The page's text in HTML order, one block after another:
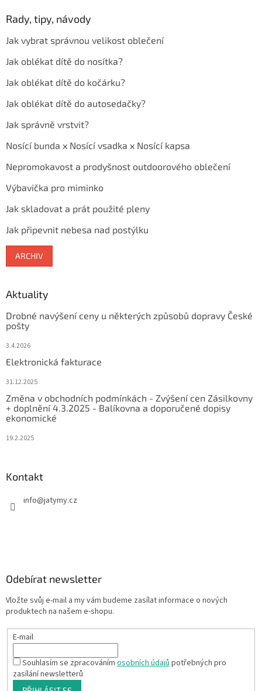
Rady, tipy, návody
Jak vybrat správnou velikost oblečení
Jak oblékat dítě do nosítka?
Jak oblékat dítě do kočárku?
Jak oblékat dítě do autosedačky?
Jak správně vrstvit?
Nosící bunda x Nosící vsadka x Nosící kapsa
Nepromokavost a prodyšnost outdoorového oblečení
Výbavička pro miminko
Jak skladovat a prát použité pleny
Jak připevnit nebesa nad postýlku
ARCHIV
Aktuality
Drobné navýšení ceny u některých způsobů dopravy České
pošty
3.4.2026
Elektronická fakturace
31.12.2025
Změna v obchodních podmínkách - Zvýšení cen Zásilkovny
+ doplnění 4.3.2025 - Balíkovna a doporučené dopisy
ekonomické
19.2.2025
Kontakt
info@jatymy.cz
Odebírat newsletter
Vložte svůj e-mail a my vám budeme zasílat informace o nových
produktech na našem e-shopu.
E-mail
Souhlasím se zpracovánímosobních údajůpotřebných pro
zasílání newsletterů